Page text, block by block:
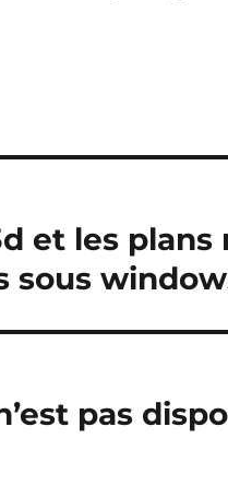
et les plans
sous
pas